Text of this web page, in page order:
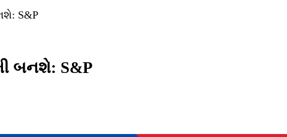
S&P
બનશે: S&P